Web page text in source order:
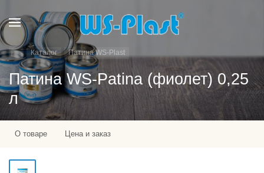
Каталог Патина WS-Plast
Патина WS-Patina (фиолет) 0,25
л
О товаре Цена и заказ